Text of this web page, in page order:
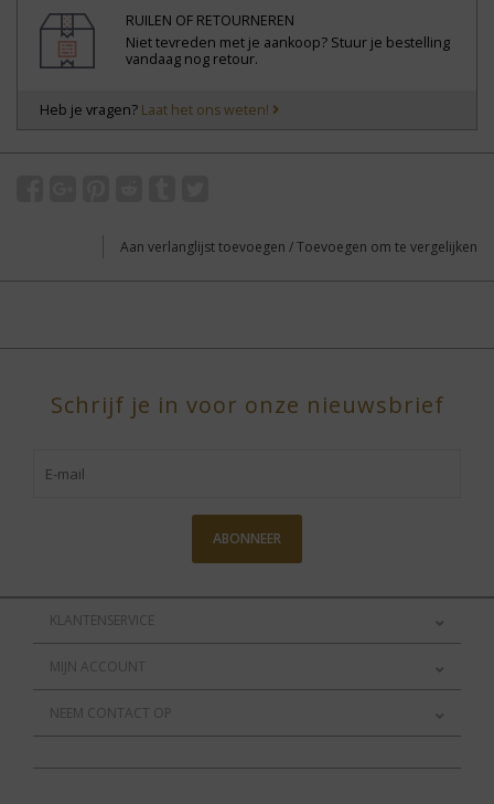
RUILEN OF RETOURNEREN
Niet tevreden met je aankoop? Stuur je bestelling
vandaag nog retour.
Heb je vragen? Laat het ons weten!
Aan verlanglijst toevoegen /Toevoegen om te vergelijken
Schrijf je in voor onze nieuwsbrief
ABONNEER
KLANTENSERVICE
MIJN ACCOUNT
NEEM CONTACT OP